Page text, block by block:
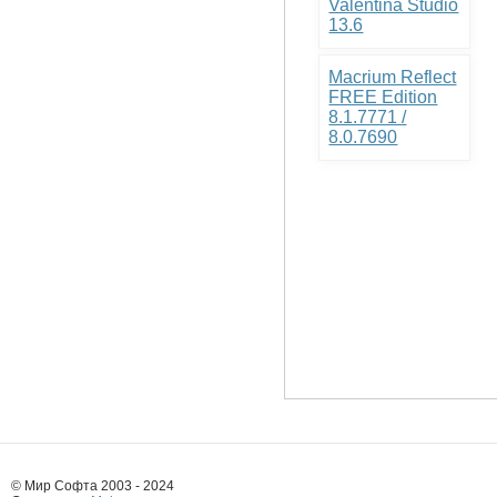
Valentina Studio
13.6
Macrium Reflect
FREE Edition
8.1.7771 /
8.0.7690
© Мир Софта 2003 - 2024